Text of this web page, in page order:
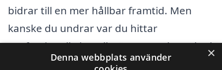
bidrar till en mer hållbar framtid. Men
kanske du undrar var du hittar
professionella installatörer av solpaneler i
närheten av Hasslarp? Här på solpaneler-
×
Denna webbplats använder